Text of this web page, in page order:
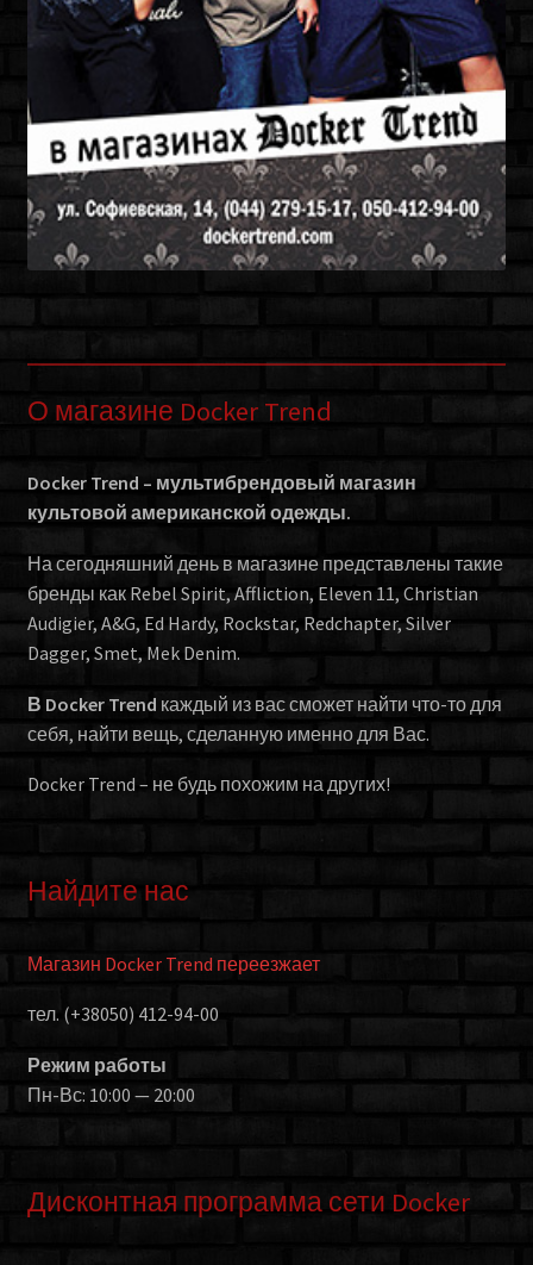
О магазине Docker Trend
Docker Trend – мультибрендовый магазин
культовой американской одежды.
На сегодняшний день в магазине представлены такие
бренды как Rebel Spirit, Affliction, Eleven 11, Christian
Audigier, A&G, Ed Hardy, Rockstar, Redchapter, Silver
Dagger, Smet, Mek Denim.
В Docker Trend каждый из вас сможет найти что-то для
себя, найти вещь, сделанную именно для Вас.
Docker Trend – не будь похожим на других!
Найдите нас
Магазин Docker Trend переезжает
тел. (+38050) 412-94-00
Режим работы
Пн-Вс: 10:00 — 20:00
Дисконтная программа сети Docker